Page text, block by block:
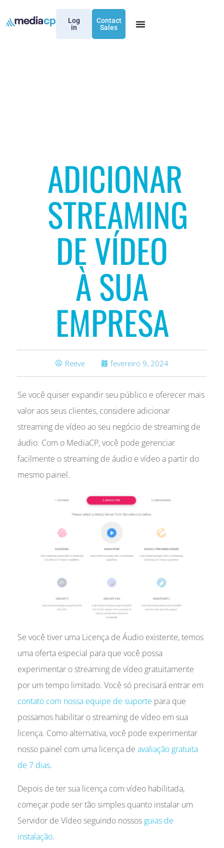
Log
in
Contact
Sales
ADICIONAR
STREAMING
DE VÍDEO
À SUA
EMPRESA
Reeve fevereiro 9, 2024
Se você quiser expandir seu público e oferecer mais
valor aos seus clientes, considere adicionar
streaming de vídeo ao seu negócio de streaming de
áudio. Com o MediaCP, você pode gerenciar
facilmente o streaming de áudio e vídeo a partir do
mesmo painel.
Se você tiver uma Licença de Áudio existente, temos
uma oferta especial para que você possa
experimentar o streaming de vídeo gratuitamente
por um tempo limitado. Você só precisará entrar em
contato com nossa equipe de suporte para que
possamos habilitar o streaming de vídeo em sua
licença. Como alternativa, você pode experimentar
nosso painel com uma licença de avaliação gratuita
de 7 dias.
Depois de ter sua licença com vídeo habilitada,
começar pode ser tão simples quanto instalar um
Servidor de Vídeo seguindo nossos guias de
instalação.